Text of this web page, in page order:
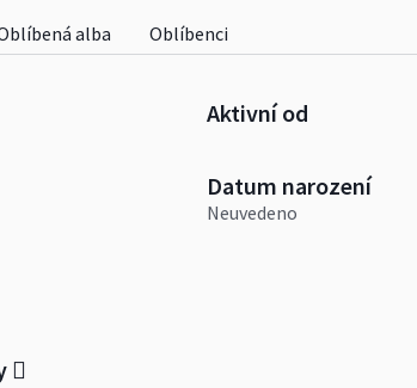
alba Oblíbenci
Aktivní od
Datum narození
Neuvedeno